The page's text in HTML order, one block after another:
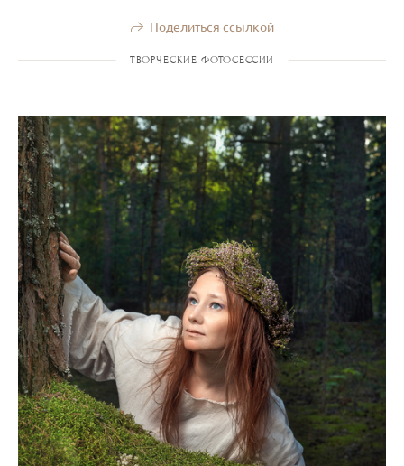
Поделиться ссылкой
ТВОРЧЕСКИЕ ФОТОСЕССИИ